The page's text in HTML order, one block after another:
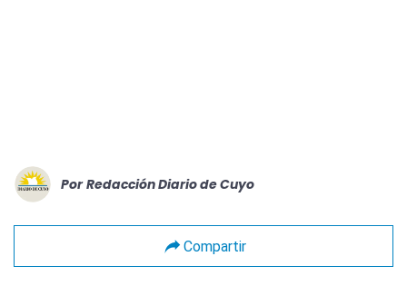
Por Redacción Diario de Cuyo
Compartir